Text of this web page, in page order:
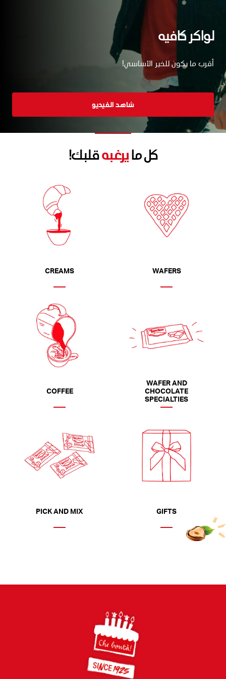
لواكر كافيه
أقرب ما يكون للخير الأساسي!
شاهد الفيديو
كل مايرغبهقلبك!
WAFERS
CREAMS
WAFER AND
CHOCOLATE
SPECIALTIES
COFFEE
GIFTS
PICK AND MIX